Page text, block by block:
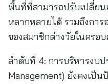
พื้นที่ที่สามารถปรับเปลี่ยน
หลากหลายได้ รวมถึงกา
ของสมาชิกต่างวัยในครอ
ลำดับที่ 4: การบริหารงบ
Management) ยังคงเป็